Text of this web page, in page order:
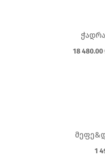
18 480.00
1